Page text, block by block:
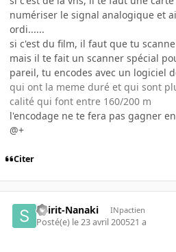
numériser le signal analogique et
ordi......
si c'est du film, il faut que tu
mais il te fait un scanner spécial
pareil, tu encodes avec un logiciel
qui ont la meme duré et qui sont
calité qui font entre 160/200 m
l'encodage ne te fera pas gagner
@+
Citer
Spirit-Nanaki INpactien
Posté(e) le 23 avril 200521 a